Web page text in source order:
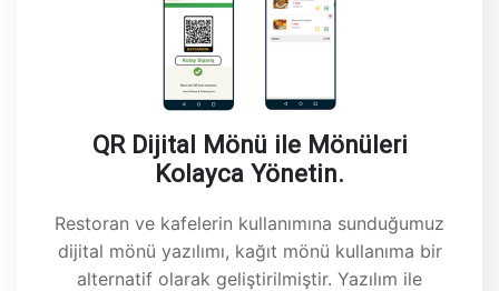
QR Dijital Mönü ile Mönüleri
Kolayca Yönetin.
Restoran ve kafelerin kullanımına sunduğumuz
dijital mönü yazılımı, kağıt mönü kullanıma bir
alternatif olarak geliştirilmiştir. Yazılım ile